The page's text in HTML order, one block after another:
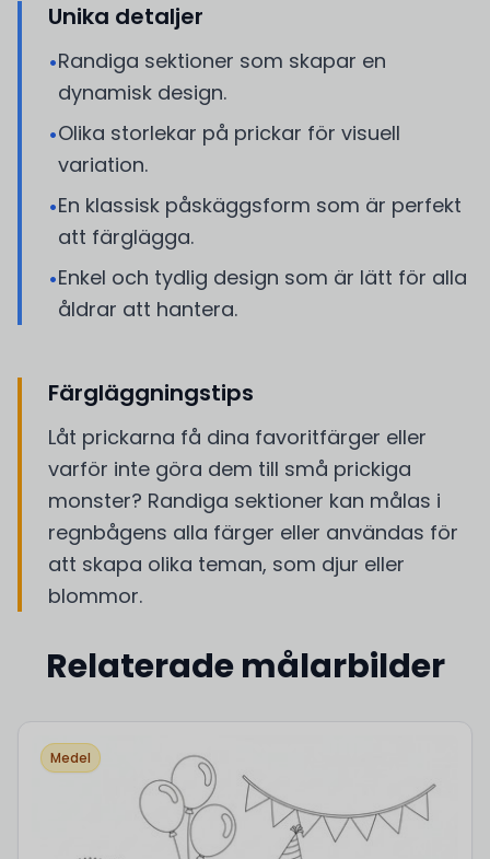
Unika detaljer
•Randiga sektioner som skapar en
dynamisk design.
•Olika storlekar på prickar för visuell
variation.
•En klassisk påskäggsform som är perfekt
att färglägga.
•Enkel och tydlig design som är lätt för alla
åldrar att hantera.
Färgläggningstips
Låt prickarna få dina favoritfärger eller
varför inte göra dem till små prickiga
monster? Randiga sektioner kan målas i
regnbågens alla färger eller användas för
att skapa olika teman, som djur eller
blommor.
Relaterade målarbilder
Medel